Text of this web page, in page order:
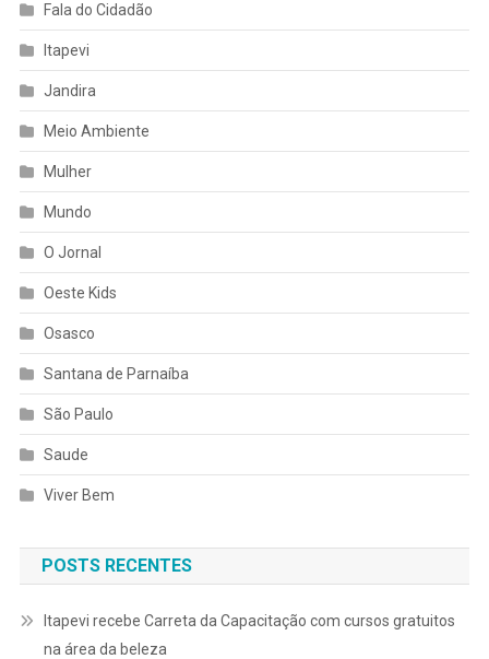
Fala do Cidadão
Itapevi
Jandira
Meio Ambiente
Mulher
Mundo
O Jornal
Oeste Kids
Osasco
Santana de Parnaíba
São Paulo
Saude
Viver Bem
POSTS RECENTES
Itapevi recebe Carreta da Capacitação com cursos gratuitos
na área da beleza